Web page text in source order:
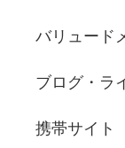
バリュード
ブログ・ラ
携帯サイト